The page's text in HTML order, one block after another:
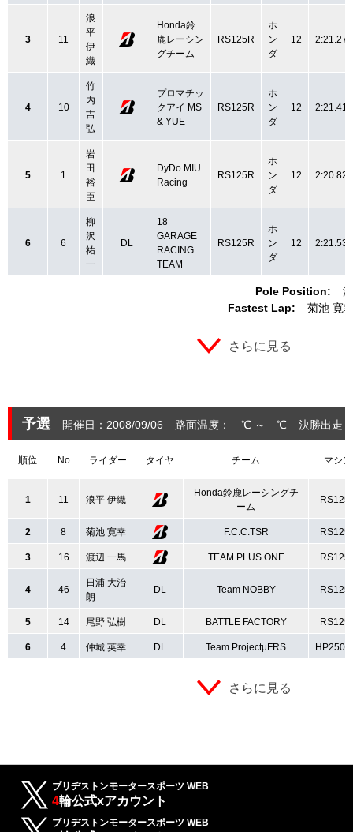
Pole Position:
Fastest Lap:
菊池 寛
3 11
浪
平
伊
織
Honda鈴
鹿レーシン
グチーム
RS125R
ホ
ン
ダ
12 2:21.278
4 10
竹
内
吉
弘
プロマチッ
クアイ MS
& YUE
RS125R
ホ
ン
ダ
12 2:21.410
5 1
岩
田
裕
臣
DyDo MIU
Racing
RS125R
ホ
ン
ダ
12 2:20.827
6 6
柳
沢
祐
一
DL
18
GARAGE
RACING
TEAM
RS125R
ホ
ン
ダ
12 2:21.539
さらに見る
予選 開催日：2008/09/06 路面温度： ℃ ～ ℃ 決勝出走
順位 No ライダー タイヤ チーム マシン
1 11 浪平 伊織
Honda鈴鹿レーシングチ
ーム
2 8 菊池 寛幸 F.C.C.TSR
3 16 渡辺 一馬 TEAM PLUS ONE
4 46
日浦 大治
朗
DL Team NOBBY
5 14 尾野 弘樹 DL BATTLE FACTORY
6 4 仲城 英幸 DL Team ProjectμFRS
さらに見る
ブリヂストンモータースポーツ WEB
4輪公式xアカウント
ブリヂストンモータースポーツ WEB